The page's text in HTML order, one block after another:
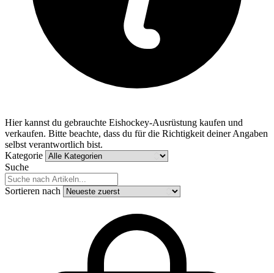
Hier kannst du gebrauchte Eishockey-Ausrüstung kaufen und
verkaufen. Bitte beachte, dass du für die Richtigkeit deiner Angaben
selbst verantwortlich bist.
Kategorie
Suche
Sortieren nach